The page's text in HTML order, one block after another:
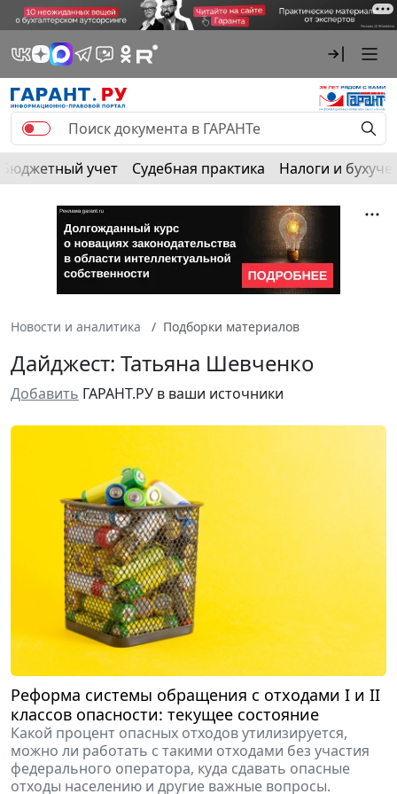
Бюджетный учет Судебная практика Налоги и
Новости и аналитика Подборки материалов
Дайджест: Татьяна Шевченко
Добавить ГАРАНТ.РУ в ваши источники
Реформа системы обращения с отходами I и II
классов опасности: текущее состояние
Какой процент опасных отходов утилизируется,
можно ли работать с такими отходами без участия
федерального оператора, куда сдавать опасные
отходы населению и другие важные вопросы.